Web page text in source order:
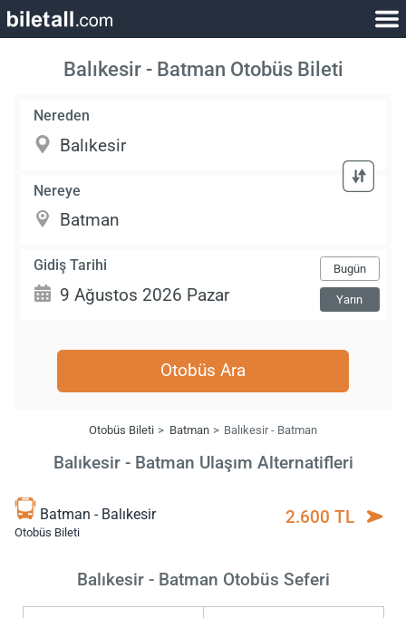
Balıkesir - Batman Otobüs Bileti
Nereden
Nereye
Gidiş Tarihi Bugün
Yarın
Otobüs Ara
Otobüs Bileti Batman Balıkesir - Batman
Balıkesir - Batman Ulaşım Alternatifleri
Batman - Balıkesir
Otobüs Bileti
2.600 TL
Balıkesir - Batman Otobüs Seferi